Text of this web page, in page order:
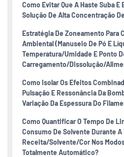
Como Evitar Que A Haste Suba
Solução De Alta Concentração
Estratégia De Zoneamento Para
Ambiental (manuseio De Pó E
Temperatura/umidade E Ponto
Carregamento/dissolução/
Como Isolar Os Efeitos
Pulsação E Ressonância Da
Variação Da Espessura Do
Como Quantificar O Tempo De
Consumo De Solvente Durante A
Receita/solvente/cor Nos
Totalmente Automático?